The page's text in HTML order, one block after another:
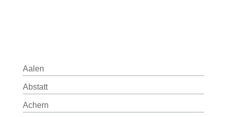
Aalen
Abstatt
Achern